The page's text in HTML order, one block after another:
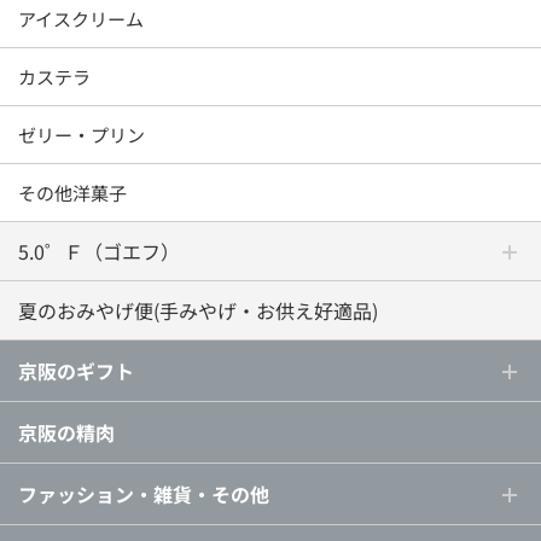
アイスクリーム
カステラ
ゼリー・プリン
その他洋菓子
5.0゜Ｆ（ゴエフ）
夏のおみやげ便(手みやげ・お供え好適品)
京阪のギフト
京阪の精肉
ファッション・雑貨・その他